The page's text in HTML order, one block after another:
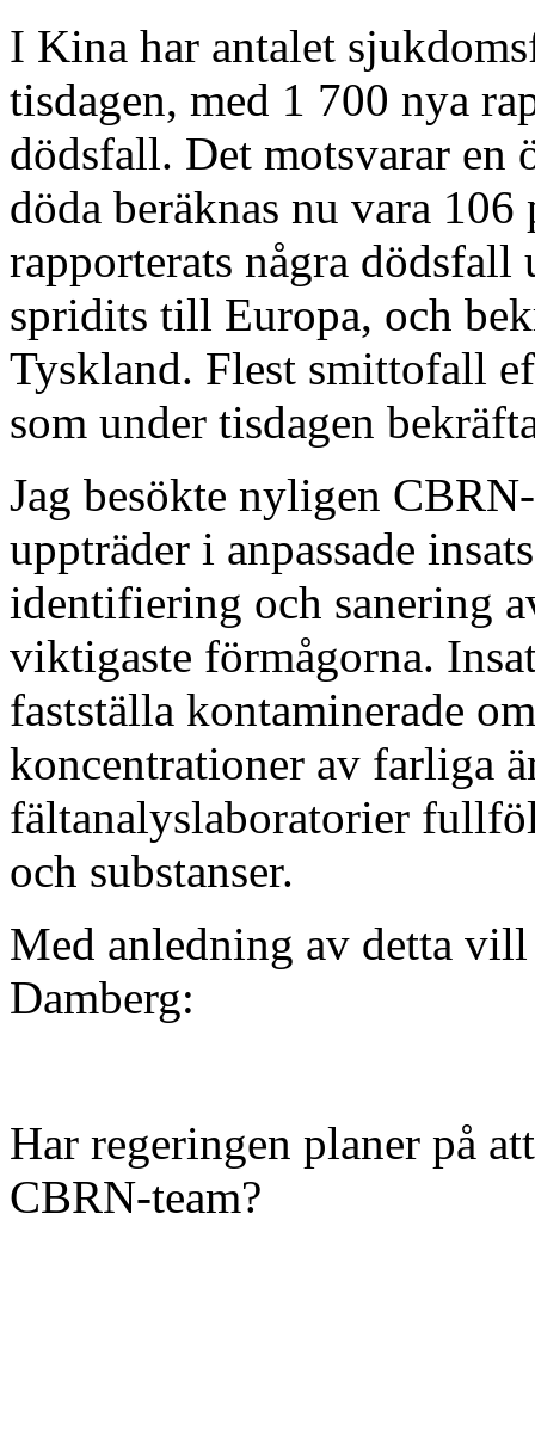
I Kina har antalet
tisdagen, med 1 700 nya
dödsfall. Det motsvarar en
döda beräknas nu vara
rapporterats några
spridits till Europa, och
Tyskland. Flest smittofall
som under tisdagen
Jag besökte nyligen
uppträder i anpassade
identifiering och sanering
viktigaste förmågorna.
fastställa kontaminerade
koncentrationer av farliga
fältanalyslaboratorier
och substanser.
Med anledning av detta
Damberg:
Har regeringen planer på
CBRN-team?